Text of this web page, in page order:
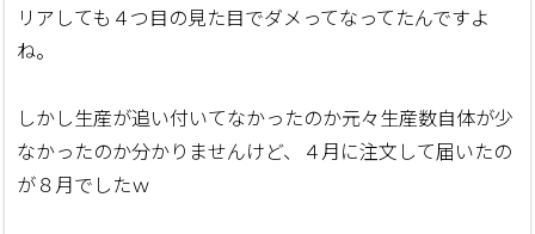
リアしても４つ目の見た目でダメってなってたんですよ
ね。
しかし生産が追い付いてなかったのか元々生産数自体が少
なかったのか分かりませんけど、４月に注文して届いたの
が８月でしたｗ